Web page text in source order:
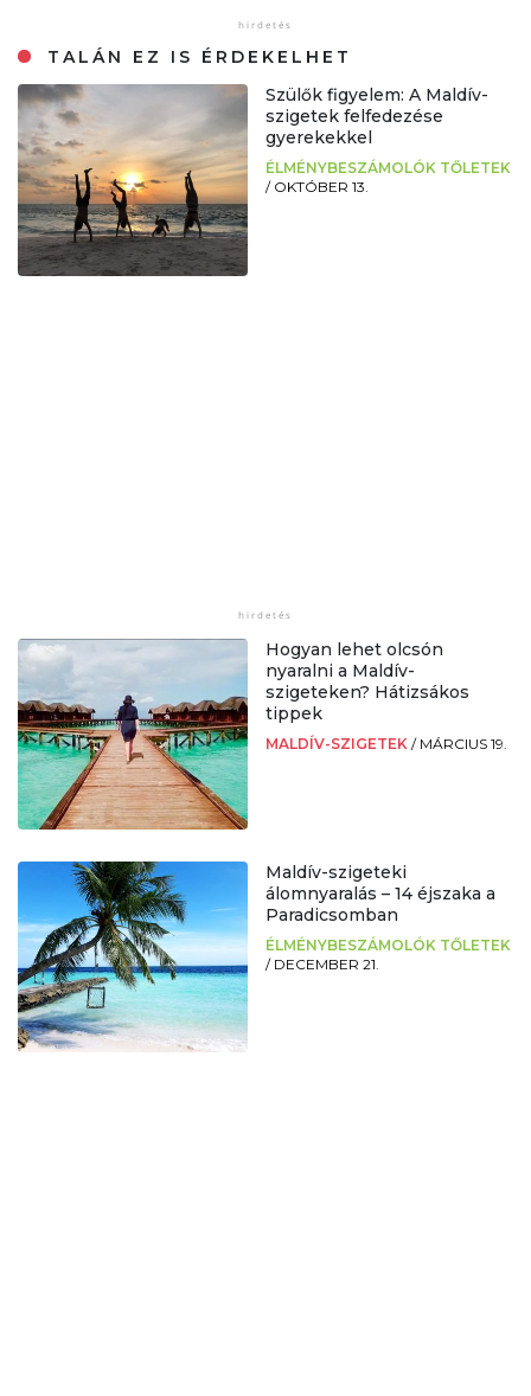
TALÁN EZ IS ÉRDEKELHET
Szülők figyelem: A Maldív-
szigetek felfedezése
gyerekekkel
ÉLMÉNYBESZÁMOLÓK TŐLETEK
/ OKTÓBER 13.
Hogyan lehet olcsón
nyaralni a Maldív-
szigeteken? Hátizsákos
tippek
MALDÍV-SZIGETEK / MÁRCIUS 19.
Maldív-szigeteki
álomnyaralás – 14 éjszaka a
Paradicsomban
ÉLMÉNYBESZÁMOLÓK TŐLETEK
/ DECEMBER 21.